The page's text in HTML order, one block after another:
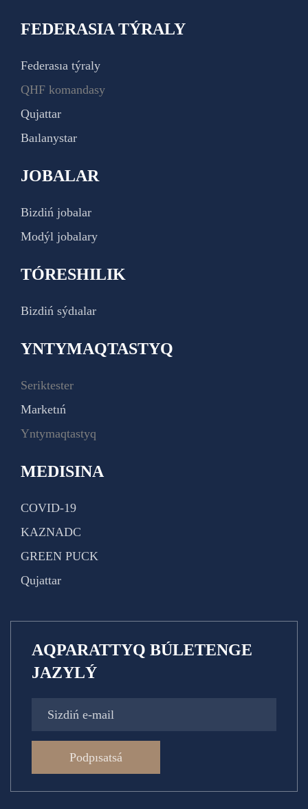
FEDERASIA TÝRALY
Federasıa týraly
QHF komandasy
Qujattar
Baılanystar
JOBALAR
Bizdiń jobalar
Modýl jobalary
TÓRESHILIK
Bizdiń sýdıalar
YNTYMAQTASTYQ
Seriktester
Marketıń
Yntymaqtastyq
MEDISINA
COVID-19
KAZNADC
GREEN PUCK
Qujattar
AQPARATTYQ BÚLETENGE
JAZYLÝ
Podpısatsá